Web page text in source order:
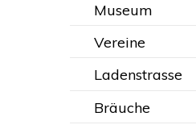
Museum
Vereine
Ladenstrasse
Bräuche